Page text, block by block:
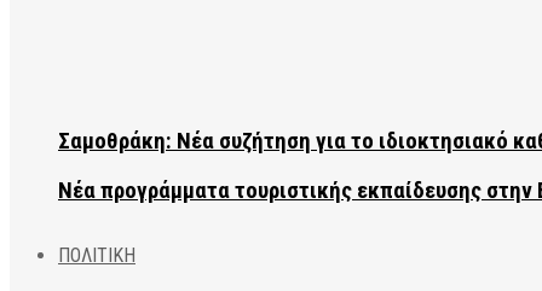
Νέα προγράμματα τουριστικής εκπαίδευσης στην
ΠΟΛΙΤΙΚΗ
Σαμοθράκη: Νέα συζήτηση για το ιδιοκτησιακό